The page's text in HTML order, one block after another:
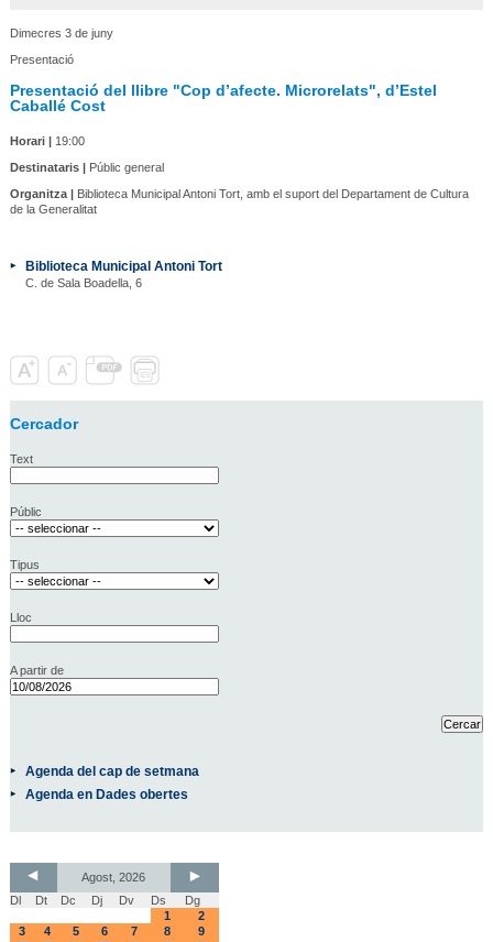
Dimecres 3 de juny
Presentació
Presentació del llibre "Cop d’afecte. Microrelats", d’Estel
Caballé Cost
Horari |19:00
Destinataris |Públic general
Organitza |Biblioteca Municipal Antoni Tort, amb el suport del Departament de Cultura
de la Generalitat
Biblioteca Municipal Antoni Tort
C. de Sala Boadella, 6
Cercador
Text
Públic
Tipus
Lloc
A partir de
Agenda del cap de setmana
Agenda en Dades obertes
Agost, 2026
Dl
Dt Dc Dj Dv Ds
Dg
1
2
3
4 5 6 7 8
9